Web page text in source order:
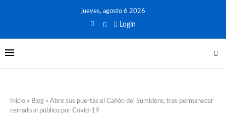
jueves, agosto 6 2026
Login
Inicio » Blog » Abre sus puertas el Cañón del Sumidero, tras permanecer
cerrado al público por Covid-19